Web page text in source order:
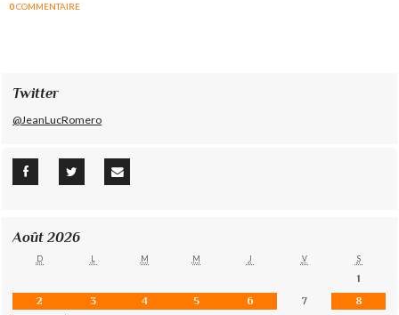
0COMMENTAIRE
Twitter
@JeanLucRomero
Août 2026
D L M M J V S
1
2
3 4 5 6 7
8